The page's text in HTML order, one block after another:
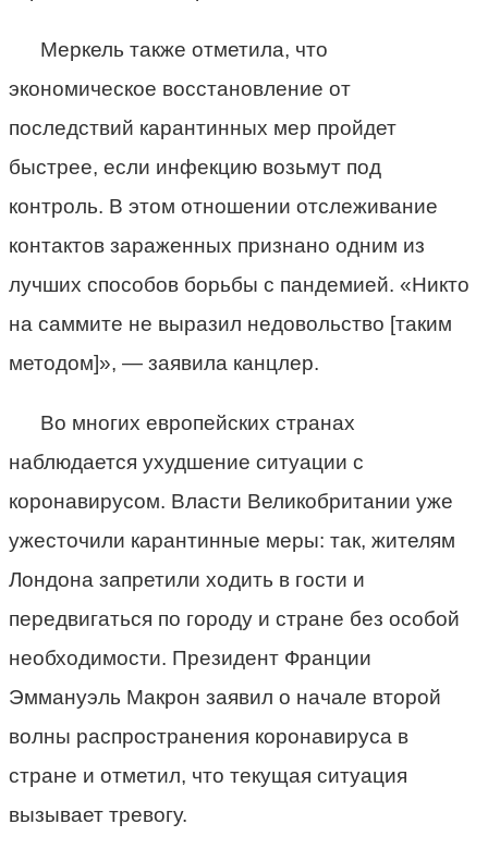
Меркель также отметила, что
экономическое восстановление от
последствий карантинных мер пройдет
быстрее, если инфекцию возьмут под
контроль. В этом отношении отслеживание
контактов зараженных признано одним из
лучших способов борьбы с пандемией. «Никто
на саммите не выразил недовольство [таким
методом]», — заявила канцлер.
Во многих европейских странах
наблюдается ухудшение ситуации с
коронавирусом. Власти Великобритании уже
ужесточили карантинные меры: так, жителям
Лондона запретили ходить в гости и
передвигаться по городу и стране без особой
необходимости. Президент Франции
Эммануэль Макрон заявил о начале второй
волны распространения коронавируса в
стране и отметил, что текущая ситуация
вызывает тревогу.